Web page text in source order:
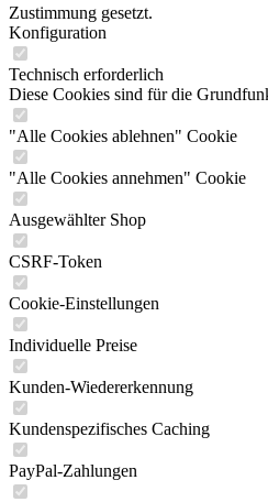
Zustimmung gesetzt.
Konfiguration
Technisch erforderlich
Diese Cookies sind für die
"Alle Cookies ablehnen" Cookie
"Alle Cookies annehmen" Cookie
Ausgewählter Shop
CSRF-Token
Cookie-Einstellungen
Individuelle Preise
Kunden-Wiedererkennung
Kundenspezifisches Caching
PayPal-Zahlungen